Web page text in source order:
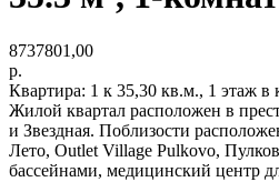
8737801,00
р.
Квартира: 1 к 35,30 кв.м., 1 этаж
Жилой квартал расположен в
и Звездная. Поблизости
Лето, Outlet Village Pulkovo,
бассейнами, медицинский центр